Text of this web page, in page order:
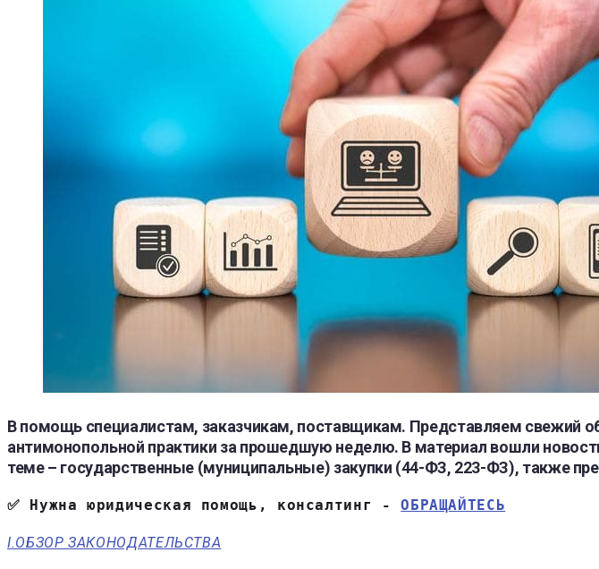
В помощь специалистам, заказчикам, поставщикам. Представляем свежий
антимонопольной практики за прошедшую неделю. В материал вошли
теме – государственные (муниципальные) закупки (44-ФЗ, 223-ФЗ), также
✅ Нужна юридическая помощь, консалтинг - ОБРАЩАЙТЕСЬ
I.ОБЗОР ЗАКОНОДАТЕЛЬСТВА